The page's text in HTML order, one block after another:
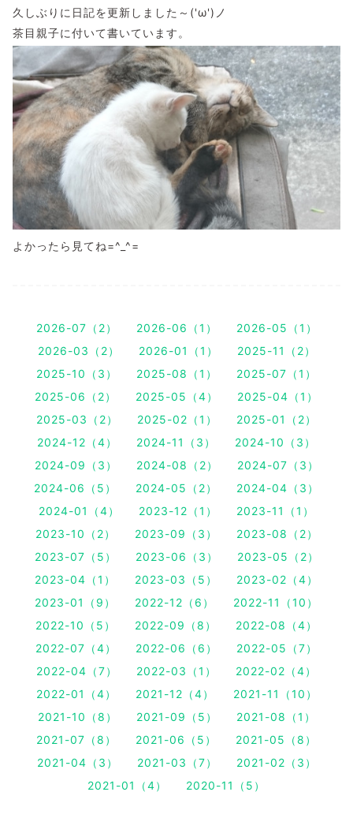
久しぶりに日記を更新しました～('ω')ノ
茶目親子に付いて書いています。
よかったら見てね=^_^=
2026-07（2） 2026-06（1）
2026-05（1）
2026-03（2）
2026-01（1）
2025-11（2）
2025-10（3）
2025-08（1）
2025-07（1）
2025-06（2）
2025-05（4）
2025-04（1）
2025-03（2）
2025-02（1）
2025-01（2）
2024-12（4）
2024-11（3）
2024-10（3）
2024-09（3）
2024-08（2）
2024-07（3）
2024-06（5）
2024-05（2）
2024-04（3）
2024-01（4）
2023-12（1）
2023-11（1）
2023-10（2）
2023-09（3）
2023-08（2）
2023-07（5）
2023-06（3）
2023-05（2）
2023-04（1）
2023-03（5）
2023-02（4）
2023-01（9）
2022-12（6）
2022-11（10）
2022-10（5）
2022-09（8）
2022-08（4）
2022-07（4）
2022-06（6）
2022-05（7）
2022-04（7）
2022-03（1）
2022-02（4）
2022-01（4）
2021-12（4）
2021-11（10）
2021-10（8）
2021-09（5）
2021-08（1）
2021-07（8）
2021-06（5）
2021-05（8）
2021-04（3）
2021-03（7）
2021-02（3）
2021-01（4）
2020-11（5）